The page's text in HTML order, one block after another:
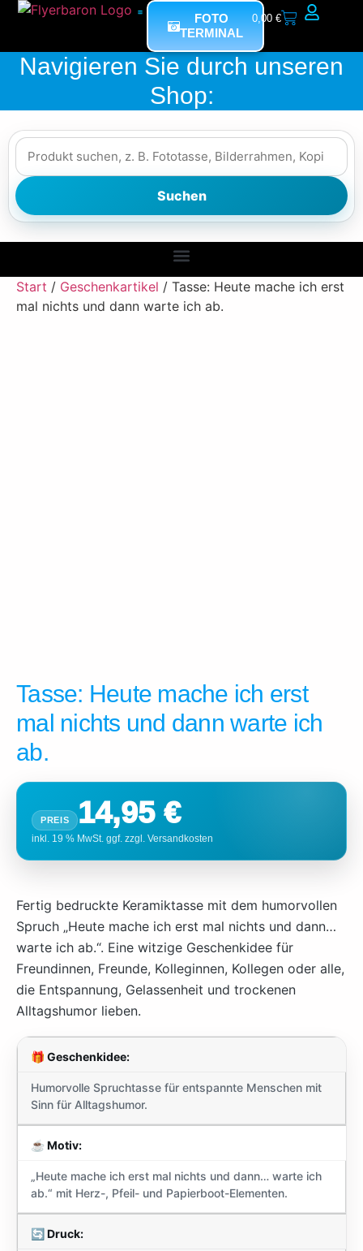
FOTO
TERMINAL
0,00 €
Navigieren Sie durch unseren
Shop:
Suchen
Start / Geschenkartikel / Tasse: Heute mache ich erst
mal nichts und dann warte ich ab.
Tasse: Heute mache ich erst
mal nichts und dann warte ich
ab.
14,95€
Fertig bedruckte Keramiktasse mit dem humorvollen
Spruch „Heute mache ich erst mal nichts und dann…
warte ich ab.“. Eine witzige Geschenkidee für
Freundinnen, Freunde, Kolleginnen, Kollegen oder alle,
die Entspannung, Gelassenheit und trockenen
Alltagshumor lieben.
🎁 Geschenkidee:
Humorvolle Spruchtasse für entspannte Menschen mit
Sinn für Alltagshumor.
☕ Motiv:
„Heute mache ich erst mal nichts und dann… warte ich
ab.“ mit Herz-, Pfeil- und Papierboot-Elementen.
🔄 Druck: